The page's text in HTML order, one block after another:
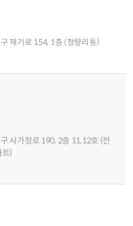
제기로 154, 1층 (청량리동)
사가정로 190, 2층 11,12호 (전
트)